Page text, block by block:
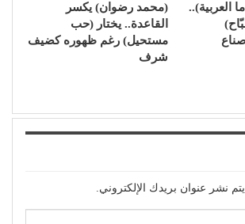
العربية)..
(محمد رضوان) يكسر
القاعدة.. يختار (حب
مستحيل) رغم ظهوره كضيف
شرف
نشر عنوان بريدك الإلكتروني.